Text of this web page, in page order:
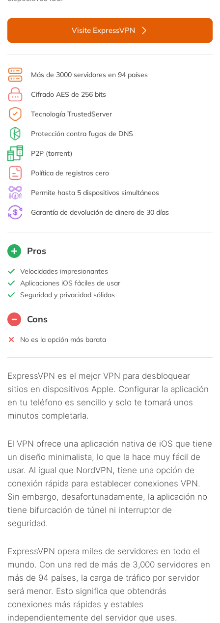
Visite ExpressVPN
Más de 3000 servidores en 94 países
Cifrado AES de 256 bits
Tecnología TrustedServer
Protección contra fugas de DNS
P2P (torrent)
Política de registros cero
Permite hasta 5 dispositivos simultáneos
Garantía de devolución de dinero de 30 días
Pros
Velocidades impresionantes
Aplicaciones iOS fáciles de usar
Seguridad y privacidad sólidas
Cons
No es la opción más barata
ExpressVPN es el mejor VPN para desbloquear
sitios en dispositivos Apple. Configurar la aplicación
en tu teléfono es sencillo y solo te tomará unos
minutos completarla.
El VPN ofrece una aplicación nativa de iOS que tiene
un diseño minimalista, lo que la hace muy fácil de
usar. Al igual que NordVPN, tiene una opción de
conexión rápida para establecer conexiones VPN.
Sin embargo, desafortunadamente, la aplicación no
tiene bifurcación de túnel ni interruptor de
seguridad.
ExpressVPN opera miles de servidores en todo el
mundo. Con una red de más de 3,000 servidores en
más de 94 países, la carga de tráfico por servidor
será menor. Esto significa que obtendrás
conexiones más rápidas y estables
independientemente del servidor que uses.